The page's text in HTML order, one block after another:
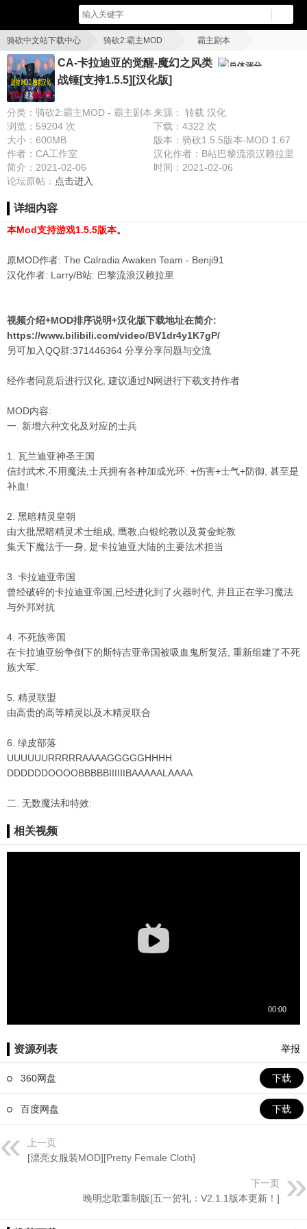
骑砍中文站下载中心 骑砍2:霸主MOD 霸主剧本
CA-卡拉迪亚的觉醒-魔幻之风类战锤[支持1.5.5][汉化版] 总体评分
CA-卡拉迪亚的觉醒-魔幻之风类
战锤[支持1.5.5][汉化版]
分类：骑砍2:霸主MOD - 霸主剧本 来源： 转载 汉化
浏览：59204 次
下载：4322 次
大小：600MB
版本：骑砍1.5.5版本-MOD 1.67
作者：CA工作室
汉化作者：B站巴黎流浪汉赖拉里
简介：2021-02-06
时间：2021-02-06
论坛原帖： 点击进入
详细内容
本Mod支持游戏1.5.5版本。
原MOD作者: The Calradia Awaken Team - Benji91
汉化作者: Larry/B站: 巴黎流浪汉赖拉里
视频介绍+MOD排序说明+汉化版下载地址在简介:
https://www.bilibili.com/video/BV1dr4y1K7gP/
另可加入QQ群:371446364 分享分享问题与交流
经作者同意后进行汉化, 建议通过N网进行下载支持作者
MOD内容:
一. 新增六种文化及对应的士兵
1. 瓦兰迪亚神圣王国
信封武术,不用魔法,士兵拥有各种加成光环: +伤害+士气+防御, 甚至是
补血!
2. 黑暗精灵皇朝
由大批黑暗精灵术士组成, 鹰教,白银蛇教以及黄金蛇教
集天下魔法于一身, 是卡拉迪亚大陆的主要法术担当
3. 卡拉迪亚帝国
曾经破碎的卡拉迪亚帝国,已经进化到了火器时代, 并且正在学习魔法
与外邦对抗
4. 不死族帝国
在卡拉迪亚纷争倒下的斯特吉亚帝国被吸血鬼所复活, 重新组建了不死
族大军.
5. 精灵联盟
由高贵的高等精灵以及木精灵联合
6. 绿皮部落
UUUUUURRRRRAAAAGGGGGHHHH
DDDDDDOOOOBBBBBIIIIIIBAAAAALAAAA
二. 无数魔法和特效:
相关视频
资源列表 举报
360网盘 下载
百度网盘 下载
上一页
[漂亮女服装MOD][Pretty Female Cloth]
下一页
晚明悲歌重制版[五一贺礼：V2.1.1版本更新！]